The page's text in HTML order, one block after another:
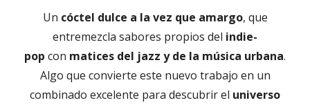
Un cóctel dulce a la vez que amargo, que
entremezcla sabores propios del indie-
pop con matices del jazz y de la música urbana.
Algo que convierte este nuevo trabajo en un
combinado excelente para descubrir el universo